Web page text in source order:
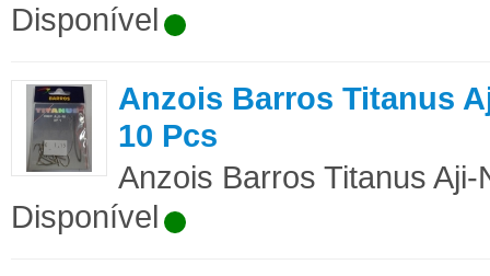
Disponível
Anzois Barros Titanus
10 Pcs
Anzois Barros Titanus Aji-
Disponível